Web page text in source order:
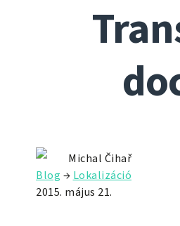
Michal Čihař
Blog → Lokalizáció
2015. május 21.